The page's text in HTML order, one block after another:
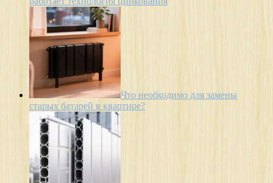
Что необходимо для замены
старых батарей в квартире?